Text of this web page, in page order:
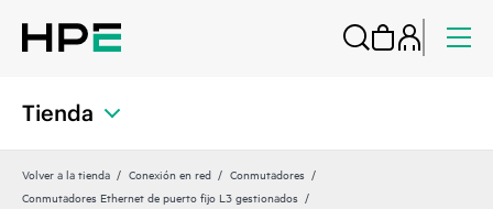
Tienda
Volver a la tienda Conexión en red
Conmutadores
Conmutadores Ethernet de puerto fijo L3 gestionados